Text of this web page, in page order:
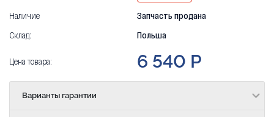
Наличие
Запчасть продана
Склад:
Польша
Цена товара: 6 540 Р
Варианты гарантии